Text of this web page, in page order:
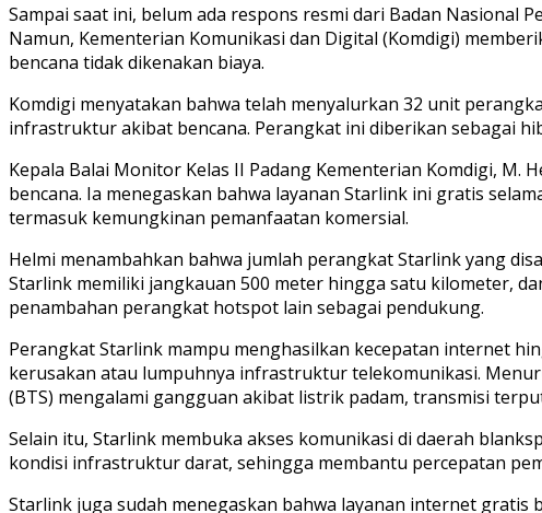
Sampai saat ini, belum ada respons resmi dari Badan Nasional
Namun, Kementerian Komunikasi dan Digital (Komdigi)
bencana tidak dikenakan biaya.
Komdigi menyatakan bahwa telah menyalurkan 32 unit
infrastruktur akibat bencana. Perangkat ini diberikan sebagai
Kepala Balai Monitor Kelas II Padang Kementerian Komdigi,
bencana. Ia menegaskan bahwa layanan Starlink ini gratis
termasuk kemungkinan pemanfaatan komersial.
Helmi menambahkan bahwa jumlah perangkat Starlink yang
Starlink memiliki jangkauan 500 meter hingga satu kilometer,
penambahan perangkat hotspot lain sebagai pendukung.
Perangkat Starlink mampu menghasilkan kecepatan internet
kerusakan atau lumpuhnya infrastruktur telekomunikasi.
(BTS) mengalami gangguan akibat listrik padam, transmisi
Selain itu, Starlink membuka akses komunikasi di daerah
kondisi infrastruktur darat, sehingga membantu percepatan
Starlink juga sudah menegaskan bahwa layanan internet gratis